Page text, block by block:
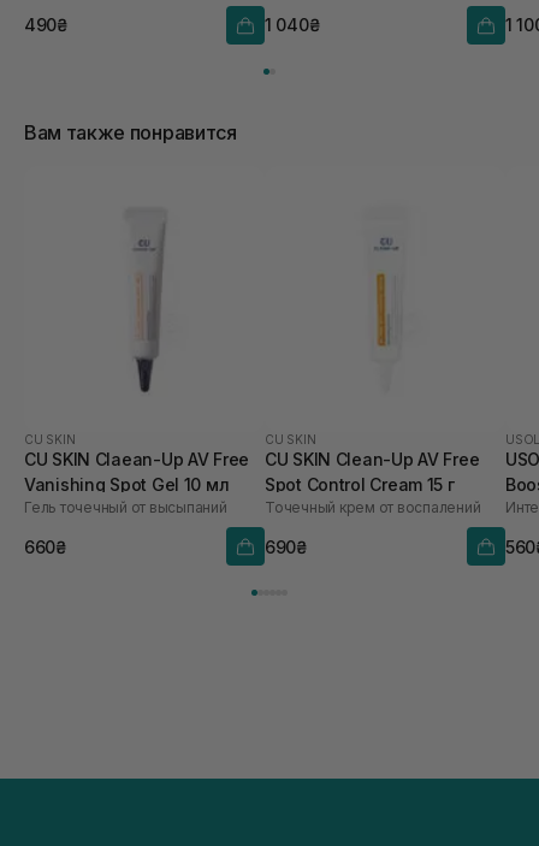
490₴ 1 040₴ 1
Вам также понравится
CU SKIN
CU SKIN Claean-Up AV Free
Vanishing Spot Gel 10 мл
Гель точечный от высыпаний
660₴
CU SKIN
CU SKIN Clean-Up AV Free
Spot Control Cream 15 г
Точечный крем от воспалений
690₴